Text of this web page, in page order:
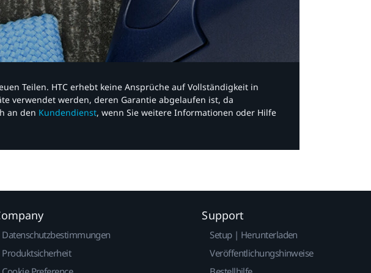
Teilen. HTC erhebt keine Ansprüche auf Vollständigkeit in
verwendet werden, deren Garantie abgelaufen ist, da
an den Kundendienst, wenn Sie weitere Informationen oder Hilfe
Datenschutzbestimmungen
Produktsicherheit
Support
Setup | Herunterladen
Veröffentlichungshinweise